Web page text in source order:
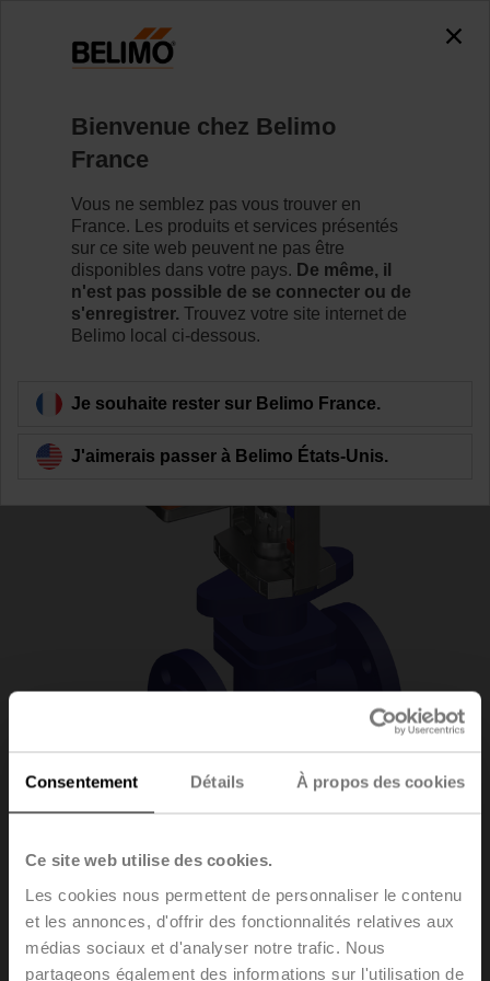
Consentement Détails À propos des cookies
Ce site web utilise des cookies.
Les cookies nous permettent de personnaliser le contenu
et les annonces, d'offrir des fonctionnalités relatives aux
médias sociaux et d'analyser notre trafic. Nous
partageons également des informations sur l'utilisation de
H6025X10-S2+LVC24A-SR-TPC
Pour en savoir plus
Retour a la catégorie de produits
H6025X10-
S2+LVC24A-SR-TPC
Bienvenue chez Belimo
France
Vous ne semblez pas vous trouver en
France. Les produits et services présentés
sur ce site web peuvent ne pas être
disponibles dans votre pays. De même, il
n'est pas possible de se connecter ou de
s'enregistrer. Trouvez votre site internet de
Belimo local ci-dessous.
Je souhaite rester sur Belimo France.
J'aimerais passer à Belimo États-Unis.